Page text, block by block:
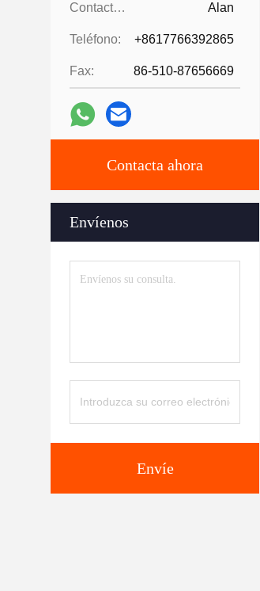
Contactos: Alan
Teléfono: +8617766392865
Fax: 86-510-87656669
Contacta ahora
Envíenos
Envíe